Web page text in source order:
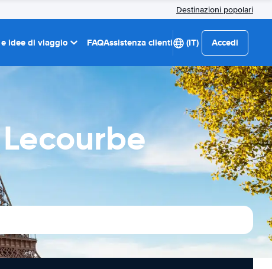
Destinazioni popolari
idee di viaggio FAQAssistenza clienti (IT) Accedi